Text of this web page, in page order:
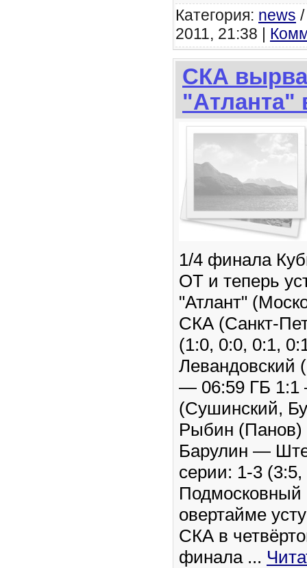
Категория: news
2011, 21:38 |
СКА
"Атланта"
1/4 финала
ОТ и теперь
"Атлант"
СКА (Санкт-
(1:0, 0:0, 0:1,
Левандовский
— 06:59 ГБ 1:1
(Сушинский,
Рыбин
Барулин —
серии: 1-3
Подмосковный
овертайме
СКА в
финала ...